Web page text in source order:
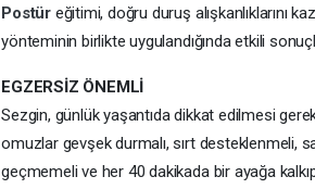
Postür eğitimi, doğru duruş alışkanlıklarını
yönteminin birlikte uygulandığında etkili
EGZERSİZ ÖNEMLİ
Sezgin, günlük yaşantıda dikkat edilmesi
omuzlar gevşek durmalı, sırt desteklenmeli,
geçmemeli ve her 40 dakikada bir ayağa